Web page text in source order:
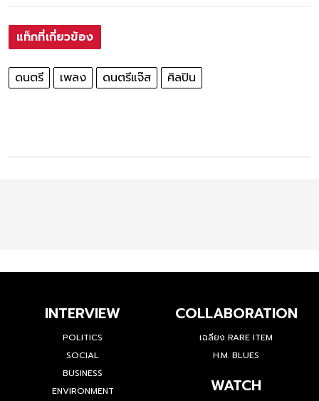
แท็กที่เกี่ยวข้อง
ดนตรี เพลง ดนตรีแจ๊ส ศิลปิน
INTERVIEW
POLITICS
SOCIAL
BUSINESS
ENVIRONMENT
COLLABORATION
เฉลียง RARE ITEM
H.M. BLUES
WATCH